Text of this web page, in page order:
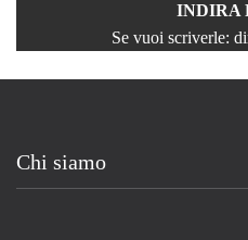
INDIRA
Se vuoi scriverle:
Chi siamo